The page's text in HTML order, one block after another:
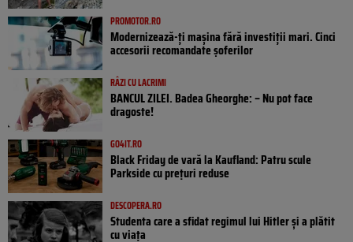
PROMOTOR.RO
Modernizează-ți mașina fără investiții mari. Cinci
accesorii recomandate șoferilor
RÂZI CU LACRIMI
BANCUL ZILEI. Badea Gheorghe: – Nu pot face
dragoste!
GO4IT.RO
Black Friday de vară la Kaufland: Patru scule
Parkside cu prețuri reduse
DESCOPERA.RO
Studenta care a sfidat regimul lui Hitler și a plătit
cu viața